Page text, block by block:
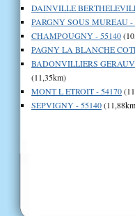
DAINVILLE
PARGNY SOUS MUREAU -
CHAMPOUGNY - 55140
PAGNY LA BLANCHE
BADONVILLIERS
(11,35km)
MONT L ETROIT - 54170
SEPVIGNY - 55140